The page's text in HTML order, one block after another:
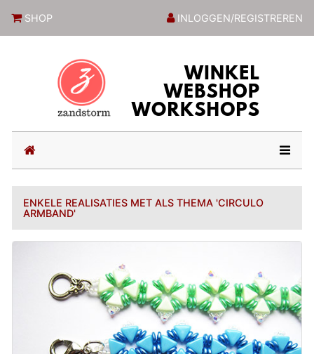
SHOP INLOGGEN/REGISTREREN
(current)
ENKELE REALISATIES MET ALS THEMA 'CIRCULO
ARMBAND'